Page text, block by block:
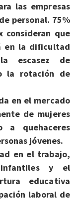
las empresas
personal. 75%
consideran que
en la dificultad
escasez de
la rotación de
en el mercado
de mujeres
a quehaceres
jóvenes.
en el trabajo,
y el
educativa
laboral de